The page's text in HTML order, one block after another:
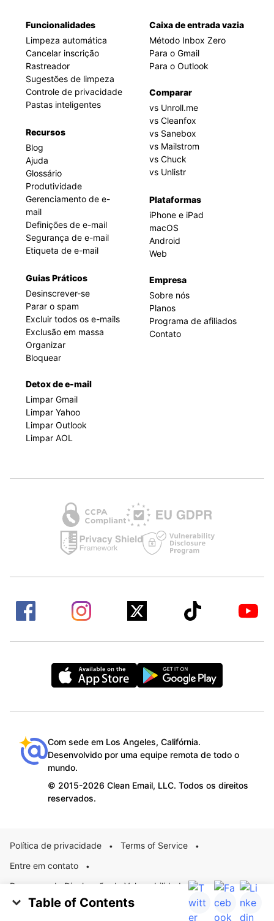
Table of Contents
Funcionalidades
Limpeza automática
Cancelar inscrição
Rastreador
Sugestões de limpeza
Controle de privacidade
Pastas inteligentes
Recursos
Blog
Ajuda
Glossário
Produtividade
Gerenciamento de e-
mail
Definições de e-mail
Segurança de e-mail
Etiqueta de e-mail
Guias Práticos
Desinscrever-se
Parar o spam
Excluir todos os e-mails
Exclusão em massa
Organizar
Bloquear
Detox de e-mail
Limpar Gmail
Limpar Yahoo
Limpar Outlook
Limpar AOL
Caixa de entrada vazia
Método Inbox Zero
Para o Gmail
Para o Outlook
Comparar
vs Unroll.me
vs Cleanfox
vs Sanebox
vs Mailstrom
vs Chuck
vs Unlistr
Plataformas
iPhone e iPad
macOS
Android
Web
Empresa
Sobre nós
Planos
Programa de afiliados
Contato
Com sede em Los Angeles, Califórnia.
Desenvolvido por uma equipe remota de todo o
mundo.
© 2015-2026 Clean Email, LLC. Todos os direitos
reservados.
Política de privacidade • Terms of Service •
Entre em contato •
Programa de Divulgação de Vulnerabilidade
Português